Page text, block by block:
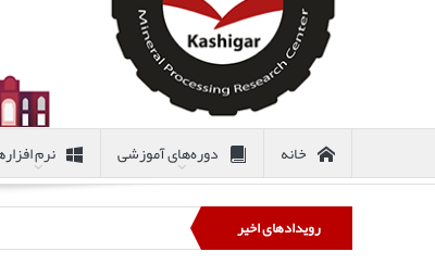
خانه دوره‌های آموزشی نرم
رویدادهای اخیر